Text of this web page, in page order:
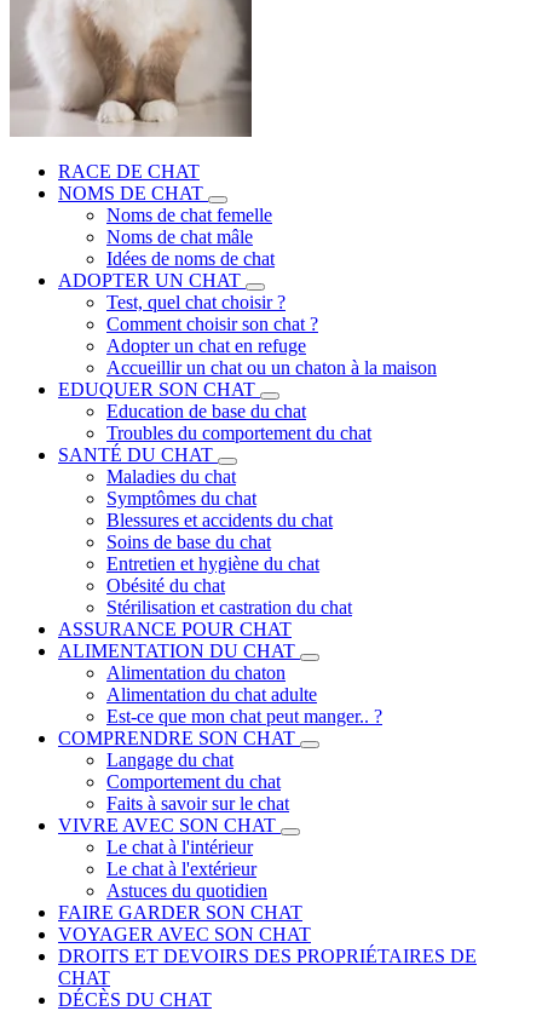
RACE DE CHAT
NOMS DE CHAT
Noms de chat femelle
Noms de chat mâle
Idées de noms de chat
ADOPTER UN CHAT
Test, quel chat choisir ?
Comment choisir son chat ?
Adopter un chat en refuge
Accueillir un chat ou un chaton à la maison
EDUQUER SON CHAT
Education de base du chat
Troubles du comportement du chat
SANTÉ DU CHAT
Maladies du chat
Symptômes du chat
Blessures et accidents du chat
Soins de base du chat
Entretien et hygiène du chat
Obésité du chat
Stérilisation et castration du chat
ASSURANCE POUR CHAT
ALIMENTATION DU CHAT
Alimentation du chaton
Alimentation du chat adulte
Est-ce que mon chat peut manger.. ?
COMPRENDRE SON CHAT
Langage du chat
Comportement du chat
Faits à savoir sur le chat
VIVRE AVEC SON CHAT
Le chat à l'intérieur
Le chat à l'extérieur
Astuces du quotidien
FAIRE GARDER SON CHAT
VOYAGER AVEC SON CHAT
DROITS ET DEVOIRS DES PROPRIÉTAIRES DE
CHAT
DÉCÈS DU CHAT